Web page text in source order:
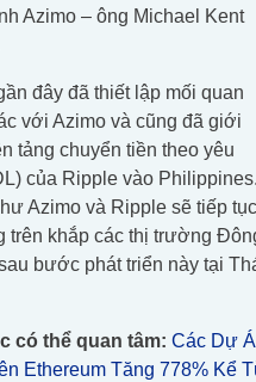
Azimo – ông Michael Kent
đây đã thiết lập mối quan
với Azimo và cũng đã giới
tảng chuyển tiền theo yêu
của Ripple vào Philippines.
Azimo và Ripple sẽ tiếp tục
trên khắp các thị trường
bước phát triển này tại
có thể quan tâm: Các Dự
Ethereum Tăng 778% Kể